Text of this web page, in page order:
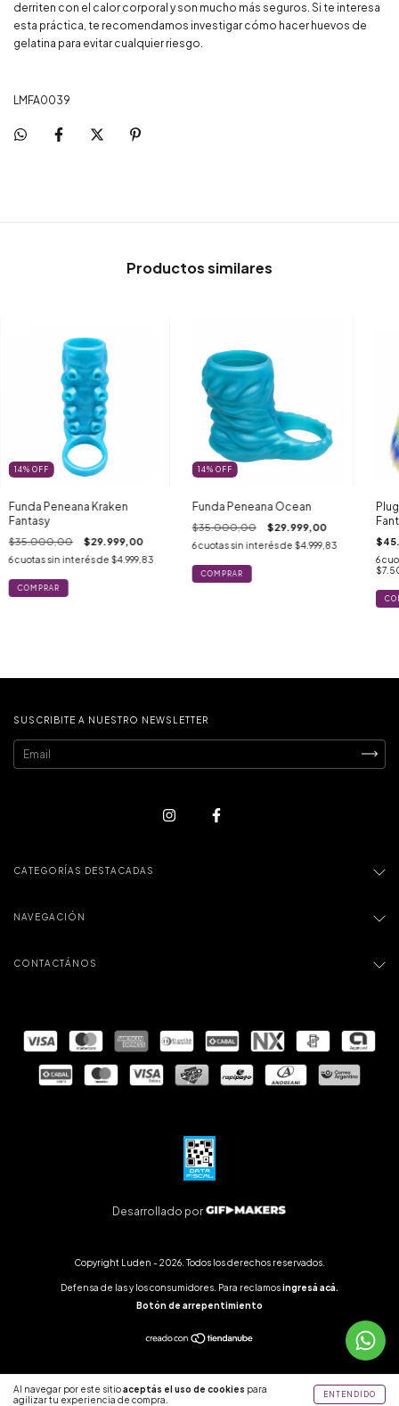
Al navegar por este sitioaceptás el uso de cookies para
agilizar tu experiencia de compra.
ENTENDIDO
derriten con el calor corporal y son mucho más seguros. Si te interesa
esta práctica, te recomendamos investigar cómo hacer huevos de
gelatina para evitar cualquier riesgo.
LMFA0039
Productos similares
14% OFF
Funda Peneana Kraken
Fantasy
$35.000,00 $29.999,00
6cuotas sin interés de $4.999,83
14% OFF
Funda Peneana Ocean
$35.000,00 $29.999,00
6cuotas sin interés de $4.999,83
6
SUSCRIBITE A NUESTRO NEWSLETTER
CATEGORÍAS DESTACADAS
NAVEGACIÓN
CONTACTÁNOS
Desarrollado por
Copyright Luden - 2026. Todos los derechos reservados.
Defensa de las y los consumidores. Para reclamosingresá acá.
Botón de arrepentimiento